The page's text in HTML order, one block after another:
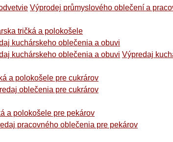
Výprodej průmyslového oblečení a
tričká a polokošele
kuchárskeho oblečenia a obuvi
kuchárskeho oblečenia a obuvi Výpredaj
a polokošele pre cukrárov
oblečenia pre cukrárov
a polokošele pre pekárov
pracovného oblečenia pre pekárov